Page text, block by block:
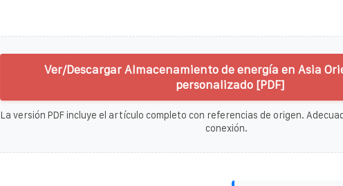
Ver/Descargar Almacenamiento de energía en Asia
personalizado [PDF]
La versión PDF incluye el artículo completo con referencias de origen.
conexión.